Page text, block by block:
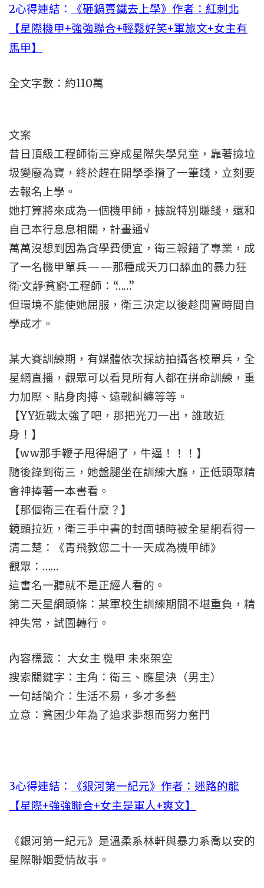
2心得連結：
《砸鍋賣鐵去上學》作者：紅刺北
【星際機甲+強強聯合+輕鬆好笑+軍旅文+女主有
馬甲】
全文字數：約110萬
文案
昔日頂級工程師衛三穿成星際失學兒童，靠著撿垃
圾變廢為寶，終於趕在開學季攢了一筆錢，立刻要
去報名上學。
她打算將來成為一個機甲師，據說特別賺錢，還和
自己本行息息相關，計畫通√
萬萬沒想到因為貪學費便宜，衛三報錯了專業，成
了一名機甲單兵——那種成天刀口舔血的暴力狂
衛·文靜·貧窮·工程師：“……”
但環境不能使她屈服，衛三決定以後趁閒置時間自
學成才。
某大賽訓練期，有媒體依次採訪拍攝各校單兵，全
星網直播，觀眾可以看見所有人都在拼命訓練，重
力加壓、貼身肉搏、遠戰糾纏等等。
【YY近戰太強了吧，那把光刀一出，誰敢近
身！】
【ww那手鞭子甩得絕了，牛逼！！！】
隨後錄到衛三，她盤腿坐在訓練大廳，正低頭聚精
會神捧著一本書看。
【那個衛三在看什麼？】
鏡頭拉近，衛三手中書的封面頓時被全星網看得一
清二楚：《青飛教您二十一天成為機甲師》
觀眾：……
這書名一聽就不是正經人看的。
第二天星網頭條：某軍校生訓練期間不堪重負，精
神失常，試圖轉行。
內容標籤： 大女主 機甲 未來架空
搜索關鍵字：主角：衛三、應星決（男主）
一句話簡介：生活不易，多才多藝
立意：貧困少年為了追求夢想而努力奮鬥
3心得連結：
《銀河第一紀元》作者：迷路的龍
【星際+強強聯合+女主是軍人+爽文】
《銀河第一紀元》是溫柔系林軒與暴力系喬以安的
星際聯姻愛情故事。